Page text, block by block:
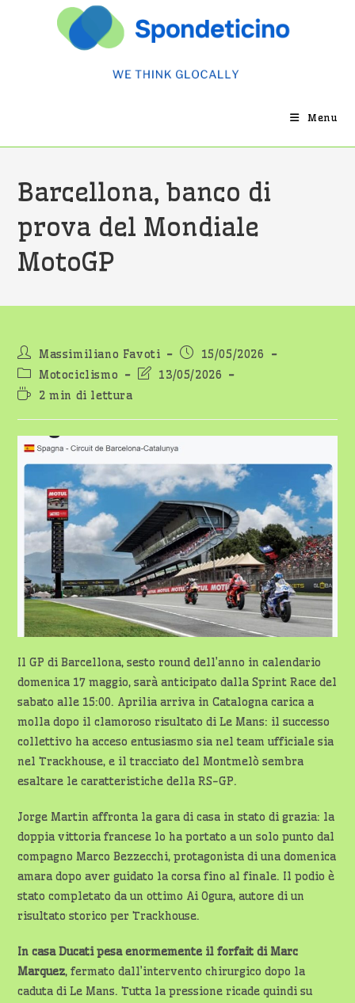
Menu
Barcellona, banco di
prova del Mondiale
MotoGP
Autore
dell'articolo:
Massimiliano Favoti
Articolo
pubblicato:
15/05/2026
Categoria
dell'articolo:
Motociclismo
Ultima13/05/2026
Tempo
lettura:
2 min di lettura
Il GP di Barcellona, sesto round dell’anno in calendario
domenica 17 maggio, sarà anticipato dalla Sprint Race del
sabato alle 15:00. Aprilia arriva in Catalogna carica a
molla dopo il clamoroso risultato di Le Mans: il successo
collettivo ha acceso entusiasmo sia nel team ufficiale sia
nel Trackhouse, e il tracciato del Montmelò sembra
esaltare le caratteristiche della RS-GP.
Jorge Martin affronta la gara di casa in stato di grazia: la
doppia vittoria francese lo ha portato a un solo punto dal
compagno Marco Bezzecchi, protagonista di una domenica
amara dopo aver guidato la corsa fino al finale. Il podio è
stato completato da un ottimo Ai Ogura, autore di un
risultato storico per Trackhouse.
In casa Ducati pesa enormemente il forfait di Marc
Marquez, fermato dall’intervento chirurgico dopo la
caduta di Le Mans. Tutta la pressione ricade quindi su